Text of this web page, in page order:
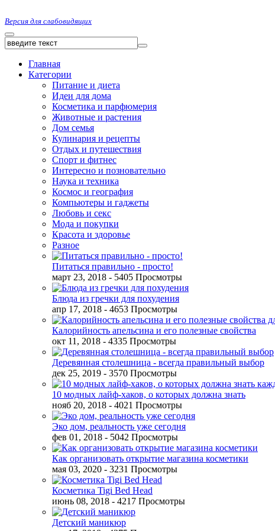
Версия для слабовидящих
Главная
Категории
Питание и диета
Идеи для дома
Косметика и парфюмерия
Животные и растения
Дом семья
Кулинария и рецепты
Отдых и путешествия
Спорт и фитнес
Интересно и позновательно
Наука и техника
Космос и география
Компьютеры и гаджеты
Любовь и секс
Мода и покупки
Красота и здоровье
Разное
Питаться правильно - просто!
март 23, 2018 - 5405 Просмотры
Блюда из гречки для похудения
апр 17, 2018 - 4653 Просмотры
Калорийность апельсина и его полезные свойства
окт 11, 2018 - 4335 Просмотры
Деревянная столешница - всегда правильный выбор
дек 25, 2019 - 3570 Просмотры
10 модных лайф-хаков, о которых должна знать
нояб 20, 2018 - 4021 Просмотры
Эко дом, реальность уже сегодня
фев 01, 2018 - 5042 Просмотры
Как организовать открытие магазина косметики
мая 03, 2020 - 3231 Просмотры
Косметика Tigi Bed Head
июнь 08, 2018 - 4217 Просмотры
Детский маникюр